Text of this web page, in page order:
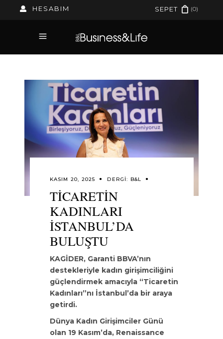
HESABIM SEPET (0)
KASIM 20, 2025 DERGI: B&L
TİCARETİN
KADINLARI
İSTANBUL’DA
BULUŞTU
KAGİDER, Garanti BBVA’nın
destekleriyle kadın girişimciliğini
güçlendirmek amacıyla “Ticaretin
Kadınları”nı İstanbul’da bir araya
getirdi.
Dünya Kadın Girişimciler Günü
olan 19 Kasım’da, Renaissance